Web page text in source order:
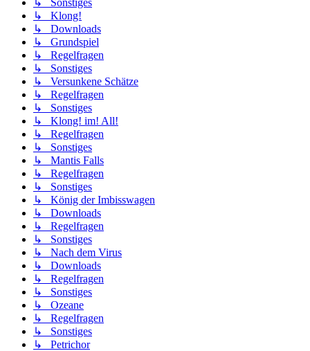
↳ Sonstiges
↳ Klong!
↳ Downloads
↳ Grundspiel
↳ Regelfragen
↳ Sonstiges
↳ Versunkene Schätze
↳ Regelfragen
↳ Sonstiges
↳ Klong! im! All!
↳ Regelfragen
↳ Sonstiges
↳ Mantis Falls
↳ Regelfragen
↳ Sonstiges
↳ König der Imbisswagen
↳ Downloads
↳ Regelfragen
↳ Sonstiges
↳ Nach dem Virus
↳ Downloads
↳ Regelfragen
↳ Sonstiges
↳ Ozeane
↳ Regelfragen
↳ Sonstiges
↳ Petrichor